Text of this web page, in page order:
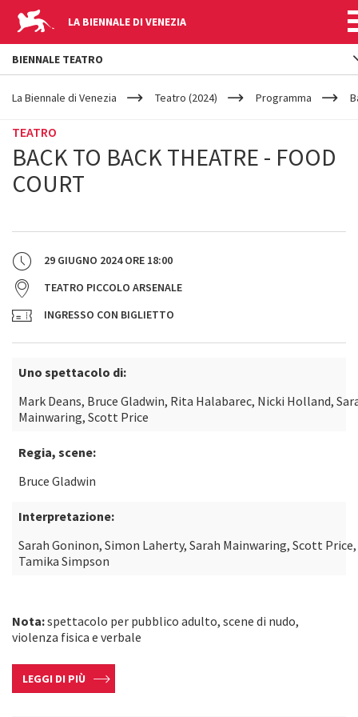
LA BIENNALE DI VENEZIA
YOUR
ARE
La Biennale di Venezia Teatro (2024) Programma
TEATRO
BACK TO BACK THEATRE - FOOD
COURT
29 GIUGNO 2024ORE 18:00
TEATRO PICCOLO ARSENALE
INGRESSO CON BIGLIETTO
Uno spettacolo di:
Mark Deans, Bruce Gladwin, Rita Halabarec, Nicki Holland,
Mainwaring, Scott Price
Regia, scene:
Bruce Gladwin
Interpretazione:
Sarah Goninon, Simon Laherty, Sarah Mainwaring, Scott Price,
Tamika Simpson
Nota:spettacolo per pubblico adulto, scene di nudo,
violenza fisica e verbale
LEGGI DI PIÙ
BIENNALE TEATRO